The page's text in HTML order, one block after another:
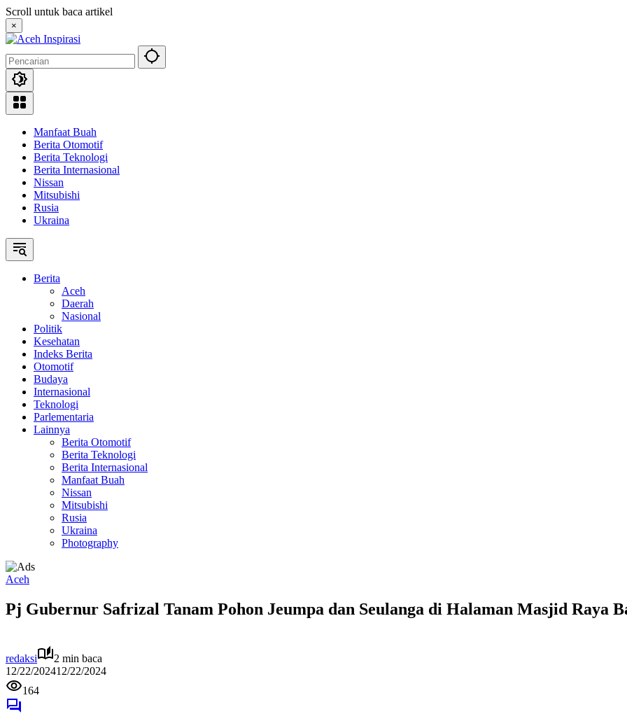
Langsung
ke
konten
Scroll untuk baca artikel
×
Manfaat Buah
Berita Otomotif
Berita Teknologi
Berita Internasional
Nissan
Mitsubishi
Rusia
Ukraina
Berita
Aceh
Daerah
Nasional
Politik
Kesehatan
Indeks Berita
Otomotif
Budaya
Internasional
Teknologi
Parlementaria
Lainnya
Berita Otomotif
Berita Teknologi
Berita Internasional
Manfaat Buah
Nissan
Mitsubishi
Rusia
Ukraina
Photography
Aceh
Pj Gubernur Safrizal Tanam Pohon Jeumpa dan Seulanga di Halaman Masjid Raya
redaksi
2 min baca
12/22/202412/22/2024
164